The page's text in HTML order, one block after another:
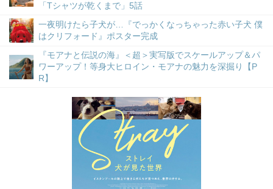
「Tシャツが乾くまで」5話
一夜明けたら子犬が…『でっかくなっちゃった赤い子犬 僕
はクリフォード』ポスター完成
『モアナと伝説の海』＜超＞実写版でスケールアップ＆パ
ワーアップ！等身大ヒロイン・モアナの魅力を深掘り【P
R】